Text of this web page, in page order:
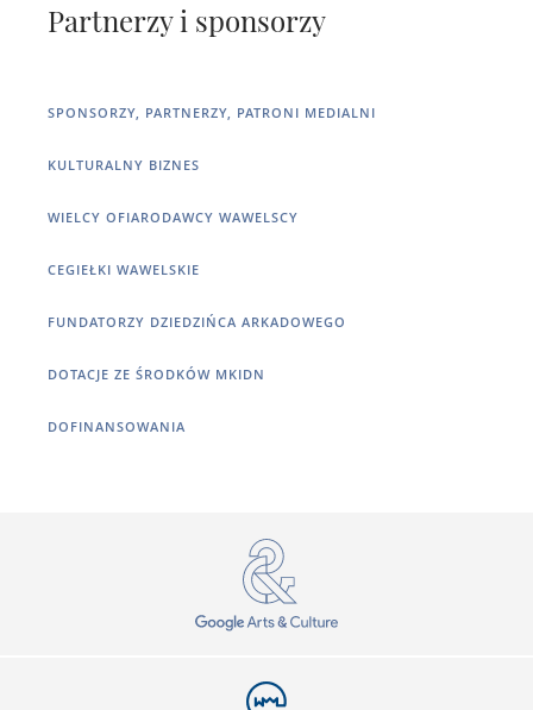
Partnerzy i sponsorzy
SPONSORZY, PARTNERZY, PATRONI MEDIALNI
KULTURALNY BIZNES
WIELCY OFIARODAWCY WAWELSCY
CEGIEŁKI WAWELSKIE
FUNDATORZY DZIEDZIŃCA ARKADOWEGO
DOTACJE ZE ŚRODKÓW MKIDN
DOFINANSOWANIA